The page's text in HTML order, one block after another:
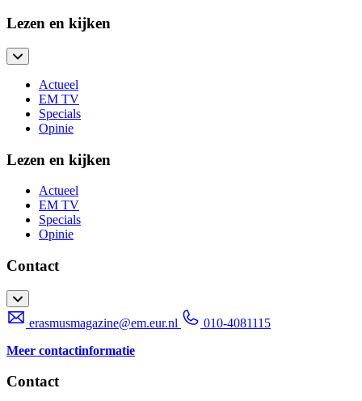
Lezen en kijken
Actueel
EM TV
Specials
Opinie
Lezen en kijken
Actueel
EM TV
Specials
Opinie
Contact
erasmusmagazine@em.eur.nl
010-4081115
Meer contactinformatie
Contact